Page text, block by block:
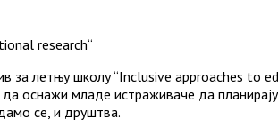
research“
за летњу школу “Inclusive approaches to
младе истраживаче да планирају
се, и друштва.